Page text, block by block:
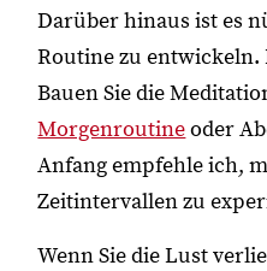
Darüber hinaus ist es
Routine zu entwickeln.
Bauen Sie die
Morgenroutineoder
Anfang empfehle ich,
Zeitintervallen zu
Wenn Sie die Lust